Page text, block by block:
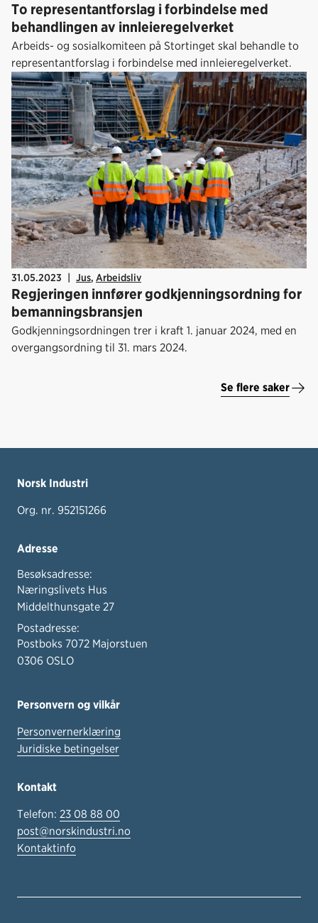
To representantforslag i forbindelse med
behandlingen av innleieregelverket
Arbeids- og sosialkomiteen på Stortinget skal behandle to
representantforslag i forbindelse med innleieregelverket.
31.05.2023 | Jus, Arbeidsliv
Regjeringen innfører godkjenningsordning for
bemanningsbransjen
Godkjenningsordningen trer i kraft 1. januar 2024, med en
overgangsordning til 31. mars 2024.
Se flere saker
Norsk Industri
Org. nr. 952151266
Adresse
Besøksadresse:
Næringslivets Hus
Middelthunsgate 27
Postadresse:
Postboks 7072 Majorstuen
0306 OSLO
Personvern og vilkår
Personvernerklæring
Juridiske betingelser
Kontakt
Telefon: 23 08 88 00
post@norskindustri.no
Kontaktinfo